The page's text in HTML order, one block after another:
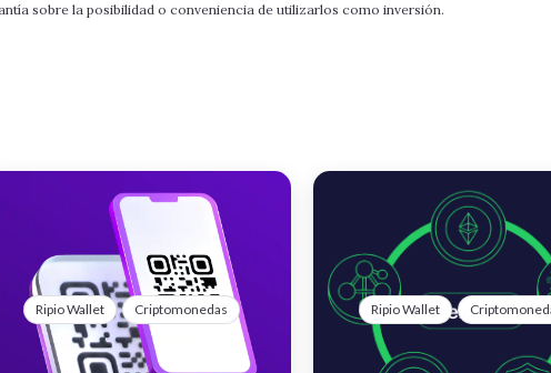
sobre la posibilidad o conveniencia de utilizarlos como inversión.
Ripio Wallet Criptomonedas Ripio Wallet